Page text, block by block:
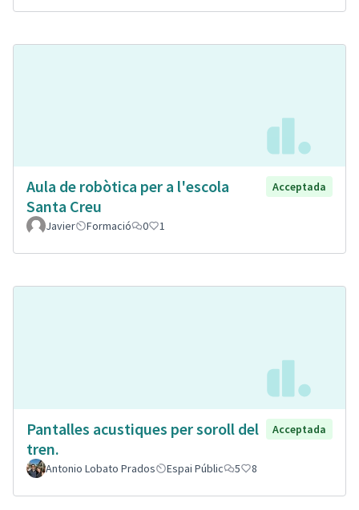
Aula de robòtica per a l'escola
Santa Creu
Acceptada
Javier Formació 0 1
Pantalles acustiques per soroll del
tren.
Acceptada
Antonio Lobato Prados Espai Públic 5 8